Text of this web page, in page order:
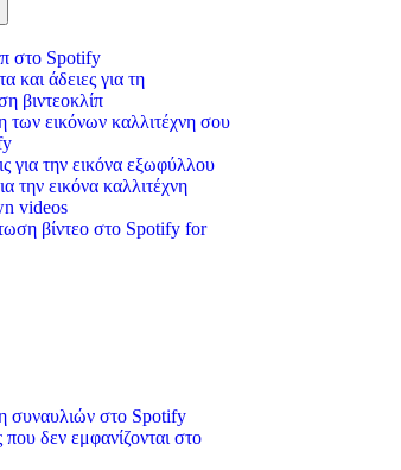
στο Spotify
και άδειες για τη
βιντεοκλίπ
των εικόνων καλλιτέχνη σου
για την εικόνα εξωφύλλου
την εικόνα καλλιτέχνη
videos
βίντεο στο Spotify for
συναυλιών στο Spotify
που δεν εμφανίζονται στο